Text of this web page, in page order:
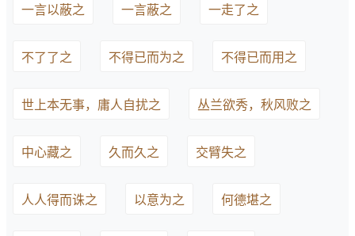
一言以蔽之 一言蔽之 一走了之
不了了之 不得已而为之 不得已而用之
世上本无事，庸人自扰之 丛兰欲秀，秋风败之
中心藏之 久而久之 交臂失之
人人得而诛之 以意为之 何德堪之